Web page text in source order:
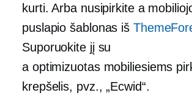
kurti. Arba nusipirkite a
puslapio šablonas iš
Suporuokite jį su
a optimizuotas mobiliesiems
krepšelis, pvz., „Ecwid“.